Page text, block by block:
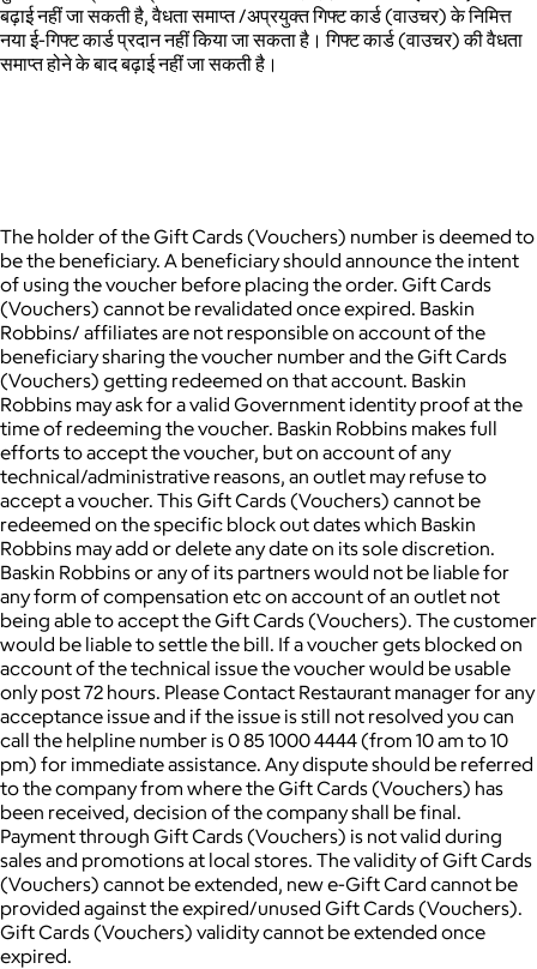
बढ़ाई नहीं जा सकती है, वैधता समाप्त /अप्रयुक्त गिफ्ट कार्ड (वाउचर) के निमित्त
नया ई-गिफ्ट कार्ड प्रदान नहीं किया जा सकता है। गिफ्ट कार्ड (वाउचर) की वैधता
समाप्त होने के बाद बढ़ाई नहीं जा सकती है।
The holder of the Gift Cards (Vouchers) number is deemed to
be the beneficiary. A beneficiary should announce the intent
of using the voucher before placing the order. Gift Cards
(Vouchers) cannot be revalidated once expired. Baskin
Robbins/ affiliates are not responsible on account of the
beneficiary sharing the voucher number and the Gift Cards
(Vouchers) getting redeemed on that account. Baskin
Robbins may ask for a valid Government identity proof at the
time of redeeming the voucher. Baskin Robbins makes full
efforts to accept the voucher, but on account of any
technical/administrative reasons, an outlet may refuse to
accept a voucher. This Gift Cards (Vouchers) cannot be
redeemed on the specific block out dates which Baskin
Robbins may add or delete any date on its sole discretion.
Baskin Robbins or any of its partners would not be liable for
any form of compensation etc on account of an outlet not
being able to accept the Gift Cards (Vouchers). The customer
would be liable to settle the bill. If a voucher gets blocked on
account of the technical issue the voucher would be usable
only post 72 hours. Please Contact Restaurant manager for any
acceptance issue and if the issue is still not resolved you can
call the helpline number is 0 85 1000 4444 (from 10 am to 10
pm) for immediate assistance. Any dispute should be referred
to the company from where the Gift Cards (Vouchers) has
been received, decision of the company shall be final.
Payment through Gift Cards (Vouchers) is not valid during
sales and promotions at local stores. The validity of Gift Cards
(Vouchers) cannot be extended, new e-Gift Card cannot be
provided against the expired/unused Gift Cards (Vouchers).
Gift Cards (Vouchers) validity cannot be extended once
expired.